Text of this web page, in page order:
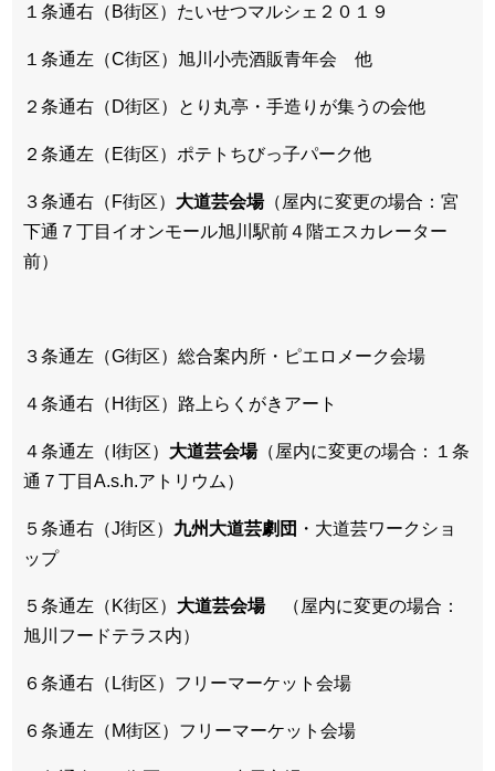
１条通右（B街区）たいせつマルシェ２０１９
１条通左（C街区）旭川小売酒販青年会 他
２条通右（D街区）とり丸亭・手造りが集うの会他
２条通左（E街区）ポテトちびっ子パーク他
３条通右（F街区） 大道芸会場（屋内に変更の場合：宮
下通７丁目イオンモール旭川駅前４階エスカレーター
前）
３条通左（G街区）総合案内所・ピエロメーク会場
４条通右（H街区）路上らくがきアート
４条通左（I街区） 大道芸会場（屋内に変更の場合：１条
通７丁目A.s.h.アトリウム）
５条通右（J街区） 九州大道芸劇団 ・大道芸ワークショ
ップ
５条通左（K街区） 大道芸会場
（屋内に変更の場合：
旭川フードテラス内）
６条通右（L街区）フリーマーケット会場
６条通左（M街区）フリーマーケット会場